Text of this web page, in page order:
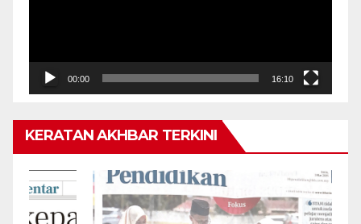
00:00 16:10
KERATAN AKHBAR TERKINI